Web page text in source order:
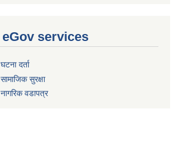
eGov services
घटना दर्ता
सामाजिक सुरक्षा
नागरिक वडापत्र